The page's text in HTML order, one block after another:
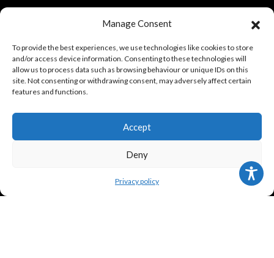
Manage Consent
To provide the best experiences, we use technologies like cookies to store
and/or access device information. Consenting to these technologies will
allow us to process data such as browsing behaviour or unique IDs on this
site. Not consenting or withdrawing consent, may adversely affect certain
features and functions.
Accept
Deny
Privacy policy
Правовая политика и условия использования
Условия покупки